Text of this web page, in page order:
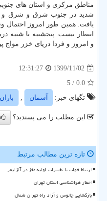
مناطق مرکزی و استان های
شدید در جنوب شرق و شرق و
یافت. همین طور امروز احتمال
انتظار نیست. پنجشنبه تا شنبه
و امروز و فردا دریای خزر مواج
1399/11/02
12:31:27
0.0
/ 5
تگهای خبر:
آسمان , باران
این مطلب را می پسندید؟
تازه ترین مطالب مرتبط
ارتباط خواب با تغییرات اولیه مغز در آلزایمر
اخطار هواشناسی استان تهران
بازگشایی چالوس و آزاد راه تهران شمال